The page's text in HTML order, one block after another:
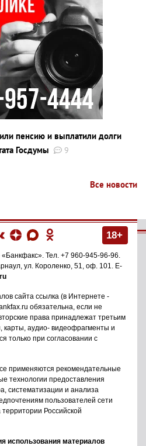
пенсию и выплатили долги
Госдумы
9
Все новости
18+
«Банкфакс». Тел. +7 960-945-96-96.
, ул. Короленко, 51, оф. 101. E-
сайта ссылка (в Интернете -
обязательна, если не
права принадлежат третьим
карты, аудио- видеофрагменты и
только при согласовании с
применяются рекомендательные
технологии предоставления
систематизации и анализа
пользователей сети
Российской
использования материалов